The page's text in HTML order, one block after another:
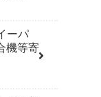
ーパ
機等寄